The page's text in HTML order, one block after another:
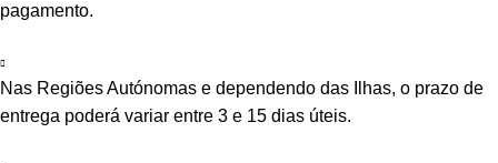
pagamento.
Nas Regiões Autónomas e dependendo das Ilhas, o prazo de
entrega poderá variar entre 3 e 15 dias úteis.